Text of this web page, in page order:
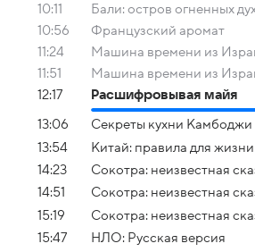
10:11
Бали: остров огненных
10:56
Французский аромат
11:24
Машина времени из
11:51
Машина времени из
12:17
Расшифровывая майя
13:06
Секреты кухни Камбоджи
13:54
Китай: правила для жизни
14:23
Сокотра: неизвестная
14:51
Сокотра: неизвестная
15:19
Сокотра: неизвестная
15:47
НЛО: Русская версия